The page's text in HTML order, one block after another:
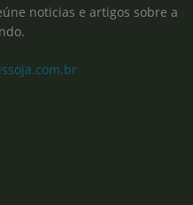
noticias e artigos sobre a